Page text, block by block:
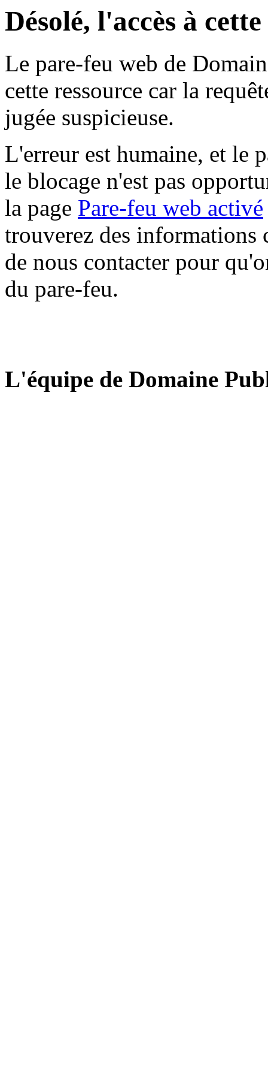
Désolé, l'accès à
Le pare-feu web de
cette ressource car la
jugée suspicieuse.
L'erreur est humaine, et le
le blocage n'est pas
la page Pare-feu web activé
trouverez des informations
de nous contacter pour
du pare-feu.
L'équipe de Domaine